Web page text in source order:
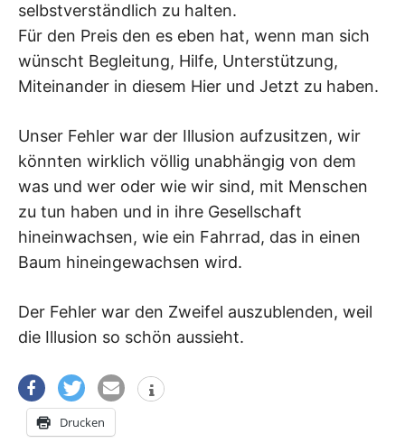
selbstverständlich zu halten.
Für den Preis den es eben hat, wenn man sich
wünscht Begleitung, Hilfe, Unterstützung,
Miteinander in diesem Hier und Jetzt zu haben.
Unser Fehler war der Illusion aufzusitzen, wir
könnten wirklich völlig unabhängig von dem
was und wer oder wie wir sind, mit Menschen
zu tun haben und in ihre Gesellschaft
hineinwachsen, wie ein Fahrrad, das in einen
Baum hineingewachsen wird.
Der Fehler war den Zweifel auszublenden, weil
die Illusion so schön aussieht.
Drucken